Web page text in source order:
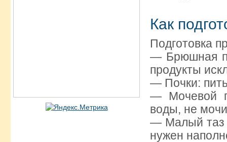
Как
Подготовка
— Брюшная
продукты
— Почки:
— Мочевой
воды, не
— Малый таз
нужен